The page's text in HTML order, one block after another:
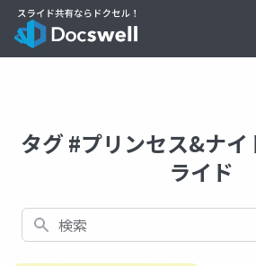
タグ #プリンセス&ナイ
ライド
検索